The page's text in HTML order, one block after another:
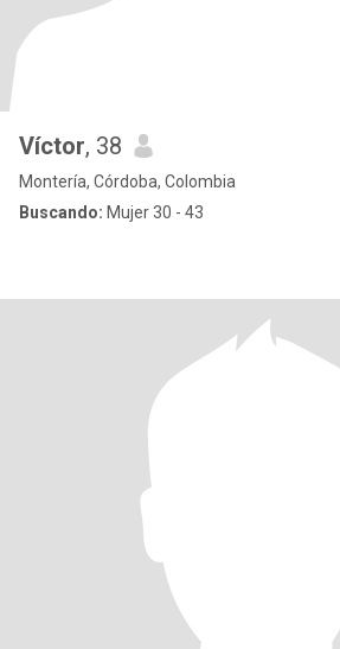
Víctor, 38
Montería, Córdoba, Colombia
Buscando: Mujer 30 - 43